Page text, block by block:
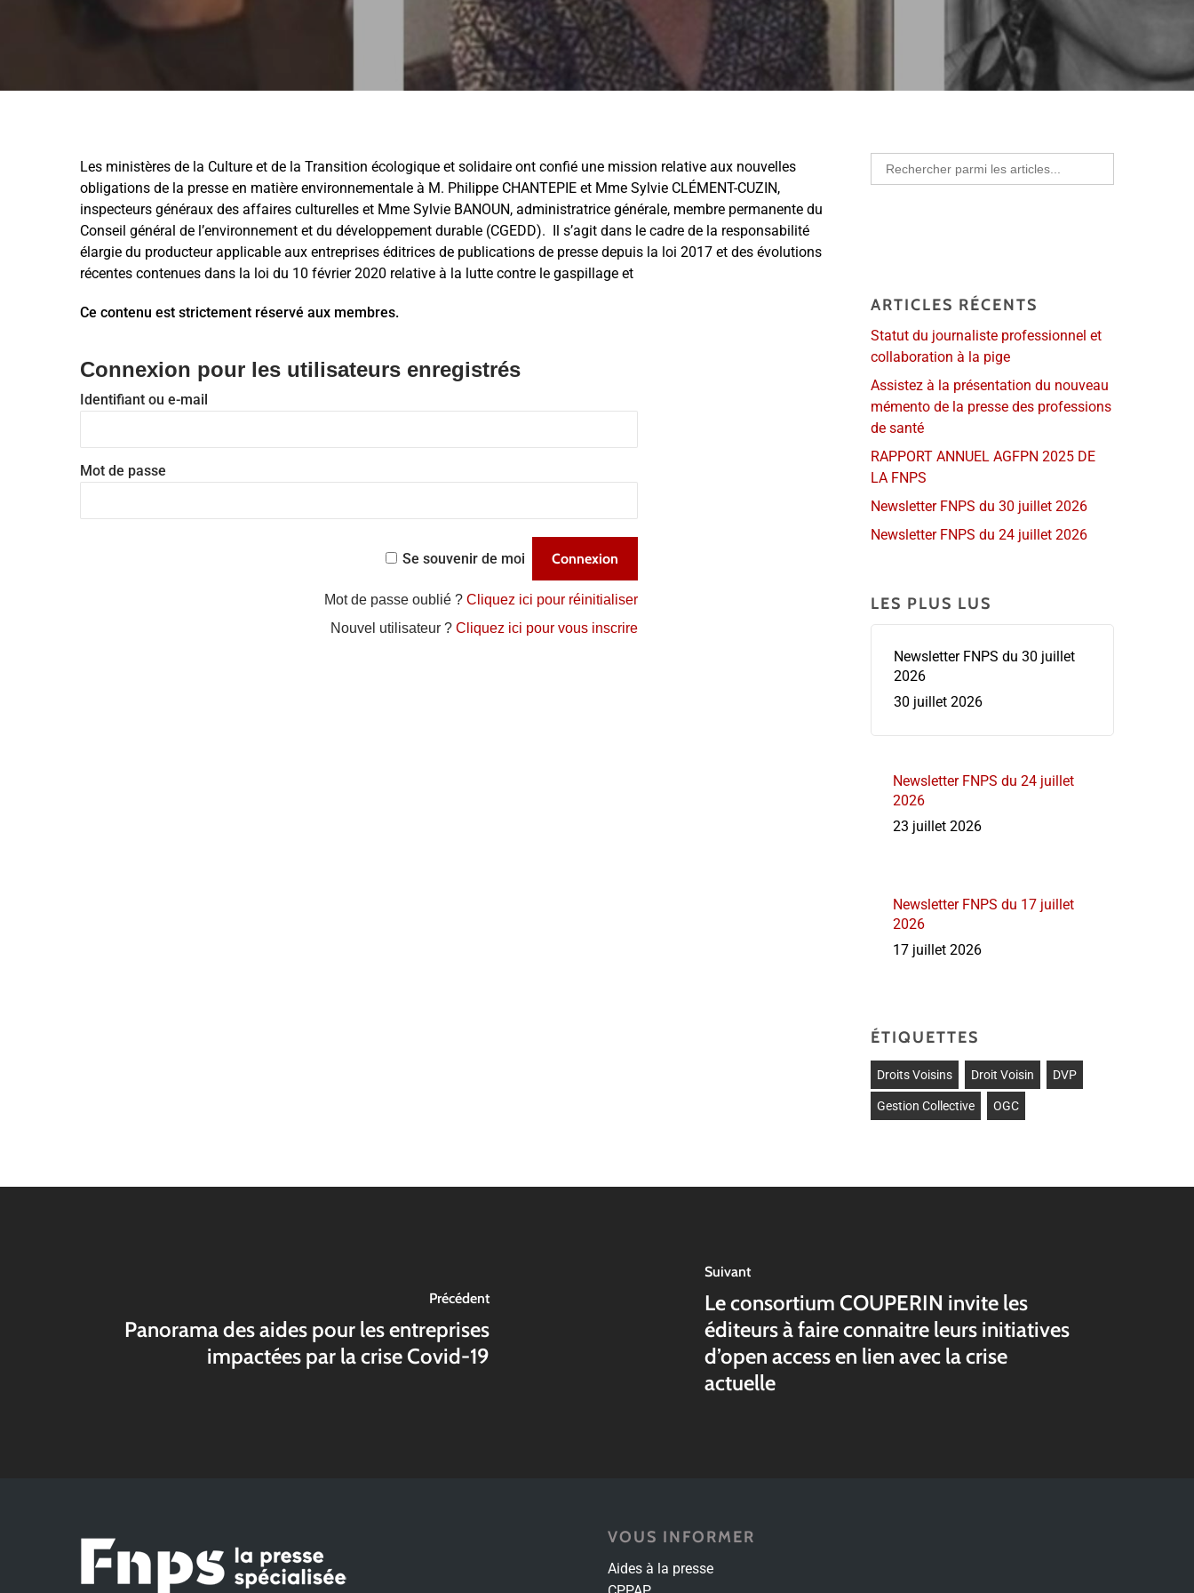
Les ministères de la Culture et de la Transition écologique et solidaire ont confié une mission relative aux nouvelles
obligations de la presse en matière environnementale à M. Philippe CHANTEPIE et Mme Sylvie CLÉMENT-CUZIN,
inspecteurs généraux des affaires culturelles et Mme Sylvie BANOUN, administratrice générale, membre permanente du
Conseil général de l’environnement et du développement durable (CGEDD). Il s’agit dans le cadre de la responsabilité
élargie du producteur applicable aux entreprises éditrices de publications de presse depuis la loi 2017 et des évolutions
récentes contenues dans la loi du 10 février 2020 relative à la lutte contre le gaspillage et
Ce contenu est strictement réservé aux membres.
Connexion pour les utilisateurs enregistrés
Identifiant ou e-mail
Mot de passe
Se souvenir de moi
Mot de passe oublié ? Cliquez ici pour réinitialiser
Nouvel utilisateur ? Cliquez ici pour vous inscrire
Search
for:
ARTICLES RÉCENTS
Statut du journaliste professionnel et
collaboration à la pige
Assistez à la présentation du nouveau
mémento de la presse des professions
de santé
RAPPORT ANNUEL AGFPN 2025 DE
LA FNPS
Newsletter FNPS du 30 juillet 2026
Newsletter FNPS du 24 juillet 2026
LES PLUS LUS
Newsletter FNPS du 30 juillet
2026
30 juillet 2026
Newsletter FNPS du 24 juillet
2026
23 juillet 2026
Newsletter FNPS du 17 juillet
2026
17 juillet 2026
ÉTIQUETTES
Droits Voisins Droit Voisin DVP
Gestion Collective OGC
Précédent
Panorama des aides pour les entreprises
impactées par la crise Covid-19
Suivant
Le consortium COUPERIN invite les
éditeurs à faire connaitre leurs initiatives
d’open access en lien avec la crise
actuelle
VOUS INFORMER
Aides à la presse